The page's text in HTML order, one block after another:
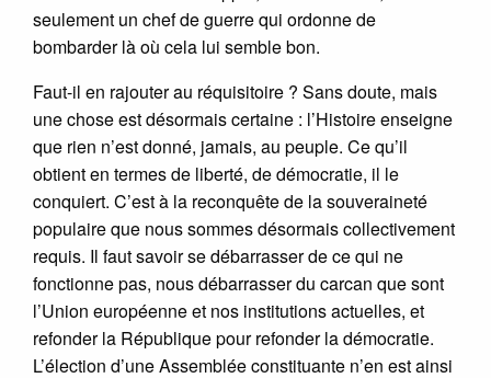
seulement un chef de guerre qui ordonne de
bombarder là où cela lui semble bon.
Faut-il en rajouter au réquisitoire ? Sans doute, mais
une chose est désormais certaine : l’Histoire enseigne
que rien n’est donné, jamais, au peuple. Ce qu’il
obtient en termes de liberté, de démocratie, il le
conquiert. C’est à la reconquête de la souveraineté
populaire que nous sommes désormais collectivement
requis. Il faut savoir se débarrasser de ce qui ne
fonctionne pas, nous débarrasser du carcan que sont
l’Union européenne et nos institutions actuelles, et
refonder la République pour refonder la démocratie.
L’élection d’une Assemblée constituante n’en est ainsi